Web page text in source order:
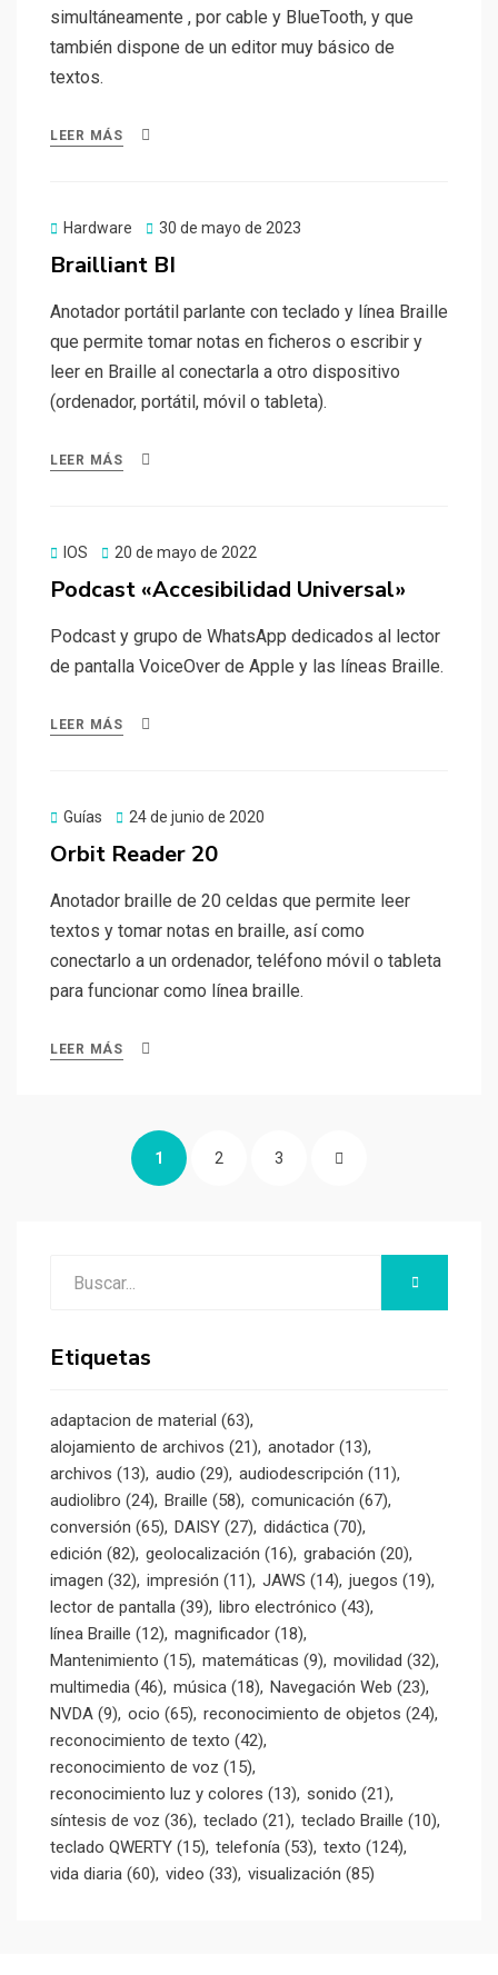
simultáneamente , por cable y BlueTooth, y que
también dispone de un editor muy básico de
textos.
LEER MÁS
Hardware
Publicado
30 de mayo de 2023
Brailliant BI
Anotador portátil parlante con teclado y línea Braille
que permite tomar notas en ficheros o escribir y
leer en Braille al conectarla a otro dispositivo
(ordenador, portátil, móvil o tableta).
LEER MÁS
IOS
Publicado
20 de mayo de 2022
Podcast «Accesibilidad Universal»
Podcast y grupo de WhatsApp dedicados al lector
de pantalla VoiceOver de Apple y las líneas Braille.
LEER MÁS
Guías
Publicado
24 de junio de 2020
Orbit Reader 20
Anotador braille de 20 celdas que permite leer
textos y tomar notas en braille, así como
conectarlo a un ordenador, teléfono móvil o tableta
para funcionar como línea braille.
LEER MÁS
Paginación PÁGINA
1 PÁGINA
2 PÁGINA
3 PÁGINA
BUSCAR
Etiquetas
adaptacion de material (63)
alojamiento de archivos (21) anotador (13)
archivos (13) audio (29) audiodescripción (11)
audiolibro (24) Braille (58) comunicación (67)
conversión (65) DAISY (27) didáctica (70)
edición (82) geolocalización (16) grabación (20)
imagen (32) impresión (11) JAWS (14) juegos (19)
lector de pantalla (39) libro electrónico (43)
línea Braille (12) magnificador (18)
Mantenimiento (15) matemáticas (9) movilidad (32)
multimedia (46) música (18) Navegación Web (23)
NVDA (9) ocio (65) reconocimiento de objetos (24)
reconocimiento de texto (42)
reconocimiento de voz (15)
reconocimiento luz y colores (13) sonido (21)
síntesis de voz (36) teclado (21) teclado Braille (10)
teclado QWERTY (15) telefonía (53) texto (124)
vida diaria (60) video (33) visualización (85)